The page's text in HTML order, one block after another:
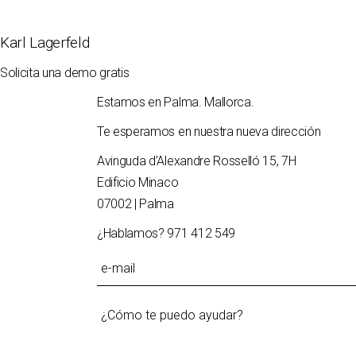
Karl Lagerfeld
Solicita una demo gratis
Estamos en Palma. Mallorca.
Te esperamos en nuestra nueva dirección
Avinguda d’Alexandre Rosselló 15, 7H
Edificio Minaco
07002 | Palma
¿Hablamos? 971 412 549